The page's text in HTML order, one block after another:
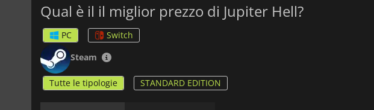
Qual è il il miglior prezzo di Jupiter Hell?
PC
Switch
Steam
Tutte le tipologie STANDARD EDITION